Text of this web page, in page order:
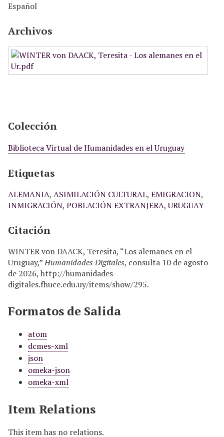
Español
Archivos
Colección
Biblioteca Virtual de Humanidades en el Uruguay
Etiquetas
ALEMANIA, ASIMILACIÓN CULTURAL, EMIGRACION,
INMIGRACIÓN, POBLACIÓN EXTRANJERA,URUGUAY
Citación
WINTER von DAACK, Teresita, “Los alemanes en el
Uruguay,”Humanidades Digitales, consulta 10 de agosto
de 2026, http://humanidades-
digitales.fhuce.edu.uy/items/show/295.
Formatos de Salida
atom
dcmes-xml
json
omeka-json
omeka-xml
Item Relations
This item has no relations.